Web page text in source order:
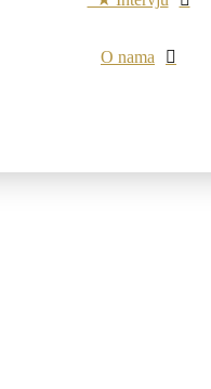
O nama